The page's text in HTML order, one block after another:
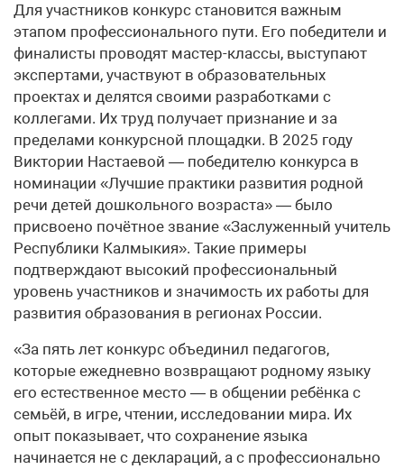
Для участников конкурс становится важным
этапом профессионального пути. Его победители и
финалисты проводят мастер-классы, выступают
экспертами, участвуют в образовательных
проектах и делятся своими разработками с
коллегами. Их труд получает признание и за
пределами конкурсной площадки. В 2025 году
Виктории Настаевой — победителю конкурса в
номинации «Лучшие практики развития родной
речи детей дошкольного возраста» — было
присвоено почётное звание «Заслуженный учитель
Республики Калмыкия». Такие примеры
подтверждают высокий профессиональный
уровень участников и значимость их работы для
развития образования в регионах России.
«За пять лет конкурс объединил педагогов,
которые ежедневно возвращают родному языку
его естественное место — в общении ребёнка с
семьёй, в игре, чтении, исследовании мира. Их
опыт показывает, что сохранение языка
начинается не с деклараций, а с профессионально